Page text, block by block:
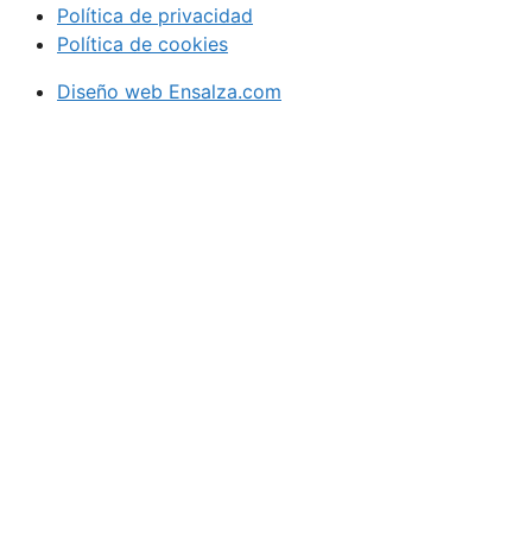
Política de privacidad
Política de cookies
Diseño web Ensalza.com